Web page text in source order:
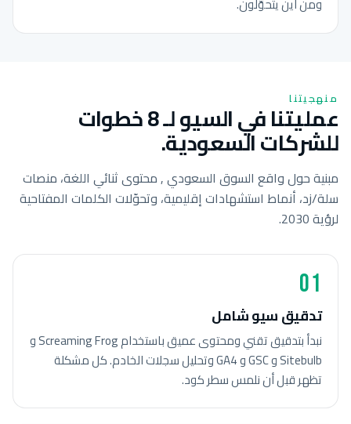
منهجيتنا
عمليتنا في السيو لـ 8 خطوات
للشركات السعودية.
مبنية حول واقع السوق السعودي , محتوى ثنائي اللغة، منصات
سلة/زد، أنماط استشهادات إقليمية، وتحوّلات الكلمات المفتاحية
لرؤية 2030.
01
تدقيق سيو شامل
نبدأ بتدقيق تقني ومحتوى عميق باستخدام Screaming Frog و
Sitebulb و GSC و GA4 وتحليل سجلات الخادم. كل مشكلة
تظهر قبل أن نلمس سطر كود.